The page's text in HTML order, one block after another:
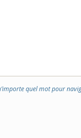
quel mot pour